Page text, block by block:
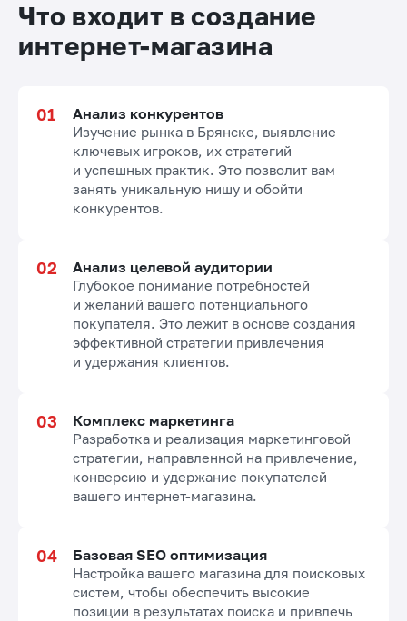
Что входит в создание
интернет-магазина
Анализ конкурентов
Изучение рынка в Брянске, выявление
ключевых игроков, их стратегий
и успешных практик. Это позволит вам
занять уникальную нишу и обойти
конкурентов.
Анализ целевой аудитории
Глубокое понимание потребностей
и желаний вашего потенциального
покупателя. Это лежит в основе создания
эффективной стратегии привлечения
и удержания клиентов.
Комплекс маркетинга
Разработка и реализация маркетинговой
стратегии, направленной на привлечение,
конверсию и удержание покупателей
вашего интернет-магазина.
Базовая SEO оптимизация
Настройка вашего магазина для поисковых
систем, чтобы обеспечить высокие
позиции в результатах поиска и привлечь